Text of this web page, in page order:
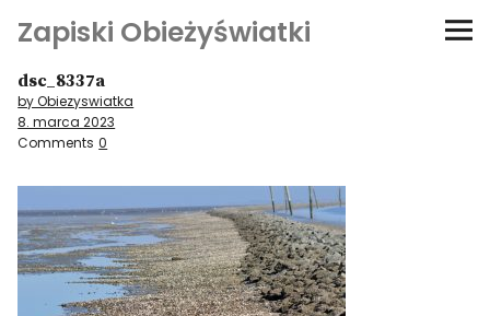
Zapiski Obieżyświatki
Podróże
Kultura i sztuka
Kątem oka
O-fiszki
dsc_8337a
by Obiezyswiatka
8. marca 2023
Comments 0